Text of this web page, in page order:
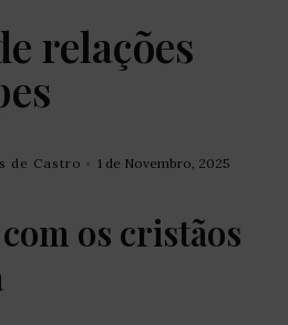
relações
de Castro 1 de Novembro, 2025
os cristãos